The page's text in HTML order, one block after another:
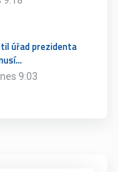
úřad prezidenta
9:03